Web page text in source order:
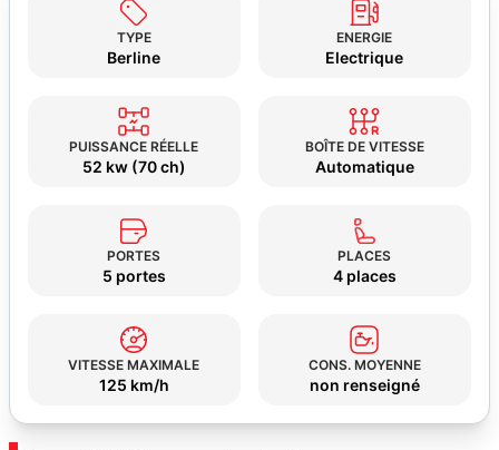
TYPE
Berline
ENERGIE
Electrique
PUISSANCE RÉELLE
52 kw (70 ch)
BOÎTE DE VITESSE
Automatique
PORTES
5 portes
PLACES
4 places
VITESSE MAXIMALE
125 km/h
CONS. MOYENNE
non renseigné